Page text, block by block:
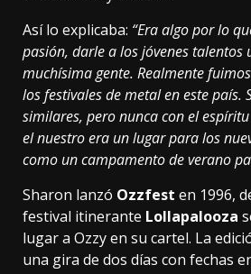
Así lo explicaba: “Era algo por lo
pasión, darle a los jóvenes talentos
muchísima gente. Realmente
los festivales de metal en este país.
similares, pero nunca con el
el nuestro era un lugar para los
como un campamento de verano
Sharon lanzó Ozzfest en 1996,
festival itinerante Lollapalooza
lugar a Ozzy en su cartel. La
una gira de dos días con fechas